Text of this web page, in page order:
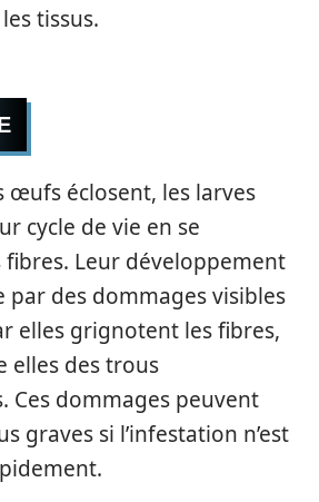
tissus.
œufs éclosent, les larves
cycle de vie en se
Leur développement
par des dommages visibles
elles grignotent les fibres,
elles des trous
Ces dommages peuvent
graves si l’infestation n’est